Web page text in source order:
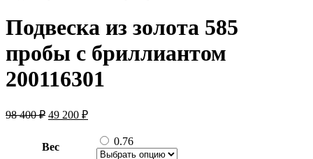
Подвеска из золота 585
пробы с бриллиантом
200116301
98 400₽ Первоначальная
98
49 200 ₽Текущая
200 ₽.
Вес 0.76